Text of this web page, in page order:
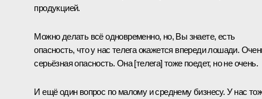
продукцией.
Можно делать всё одновременно, но, Вы знаете, есть
опасность, что у нас телега окажется впереди лошади.
серьёзная опасность. Она [телега] тоже поедет, но не очень.
И ещё один вопрос по малому и среднему бизнесу. У нас